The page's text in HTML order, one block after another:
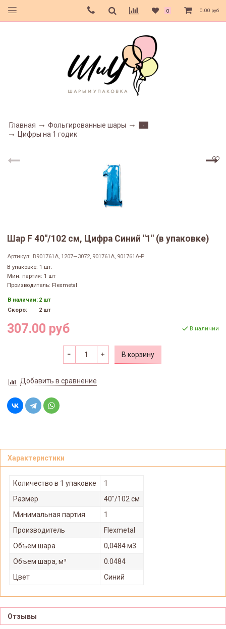
0 0.00 руб
Главная Фольгированные шары
-
Цифры на 1 годик
Шар F 40"/102 см, Цифра Синий "1" (в упаковке)
Артикул: B901761A, 1207—3072, 901761A, 901761A-P
В упаковке: 1 шт.
Мин. партия: 1 шт
Производитель: Flexmetal
В наличии: 2 шт
Скоро:
2 шт
307.00 руб В наличии
В корзину
Добавить в сравнение
Характеристики
Количество в 1 упаковке
1
Размер
40"/102 см
Минимальная партия
1
Производитель
Flexmetal
Объем шара
0,0484 м3
Объем шара, м³
0.0484
Цвет
Синий
Отзывы